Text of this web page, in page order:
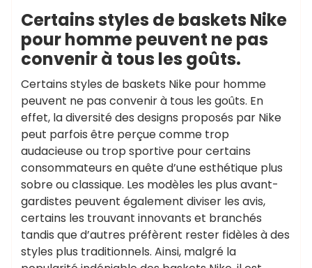
Certains styles de baskets Nike
pour homme peuvent ne pas
convenir à tous les goûts.
Certains styles de baskets Nike pour homme
peuvent ne pas convenir à tous les goûts. En
effet, la diversité des designs proposés par Nike
peut parfois être perçue comme trop
audacieuse ou trop sportive pour certains
consommateurs en quête d’une esthétique plus
sobre ou classique. Les modèles les plus avant-
gardistes peuvent également diviser les avis,
certains les trouvant innovants et branchés
tandis que d’autres préfèrent rester fidèles à des
styles plus traditionnels. Ainsi, malgré la